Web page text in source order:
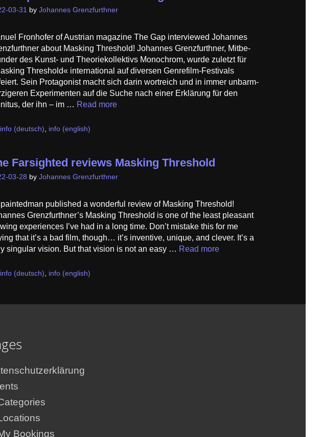
03-31 by Johannes Grenzfurthner
Fronhofer of Austrian magazine The Gap interviewed Johannes
about Masking Threshold! Johannes Grenzfurthner, Mitbe­
des Kunst- und Theorie­kollektivs Monochrom, wurde zuletzt für
Threshold« inter­national auf diversen Genrefilm-Festivals
Sein Protagonist macht sich darin wortreich und in immer unbarm­
Experi­menten auf die Suche nach einer Erklärung für den
der ihn – im … Read more
Categories
info (deutsch) info (english)
Farsighted reviews Masking Threshold
03-28 by Johannes Grenzfurthner
published a wonderful review of Masking Threshold!
Grenzfurthner’s Masking Threshold is one of the least pleasant
experiences I’ve had in a long time. Don’t mistake this for me
that it’s a bad film, though… it’s inventive, unique, and clever. It’s a
singular vision. But that vision is not an easy … Read more
Categories
info (deutsch) info (english)
Bookings